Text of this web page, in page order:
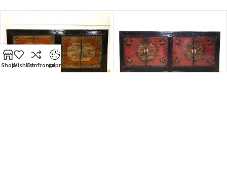
ShopWishlistConfrontagdpr